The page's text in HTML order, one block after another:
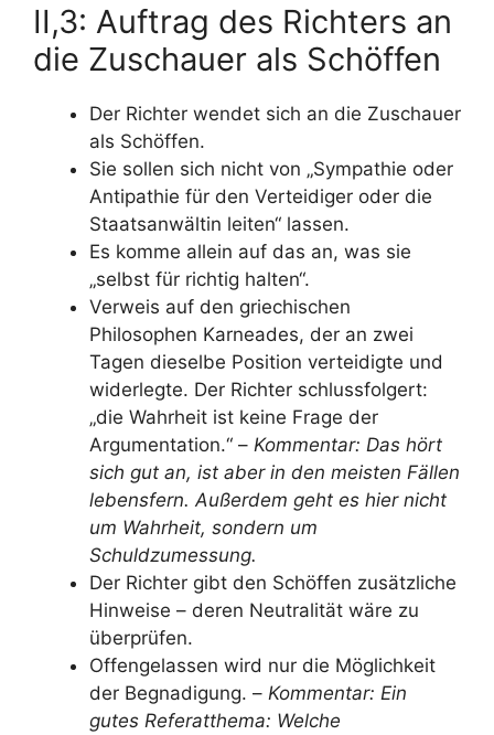
II,3: Auftrag des Richters an
die Zuschauer als Schöffen
Der Richter wendet sich an die Zuschauer
als Schöffen.
Sie sollen sich nicht von „Sympathie oder
Antipathie für den Verteidiger oder die
Staatsanwältin leiten“ lassen.
Es komme allein auf das an, was sie
„selbst für richtig halten“.
Verweis auf den griechischen
Philosophen Karneades, der an zwei
Tagen dieselbe Position verteidigte und
widerlegte. Der Richter schlussfolgert:
„die Wahrheit ist keine Frage der
Argumentation.“ – Kommentar: Das hört
sich gut an, ist aber in den meisten Fällen
lebensfern. Außerdem geht es hier nicht
um Wahrheit, sondern um
Schuldzumessung.
Der Richter gibt den Schöffen zusätzliche
Hinweise – deren Neutralität wäre zu
überprüfen.
Offengelassen wird nur die Möglichkeit
der Begnadigung. – Kommentar: Ein
gutes Referatthema: Welche